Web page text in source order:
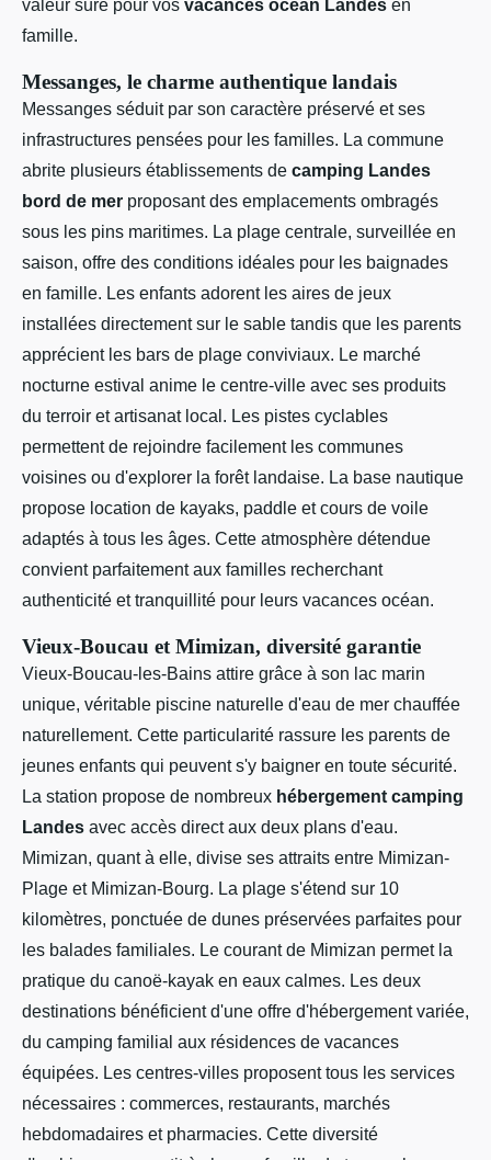
valeur sûre pour vos vacances ocean Landes en
famille.
Messanges, le charme authentique landais
Messanges séduit par son caractère préservé et ses
infrastructures pensées pour les familles. La commune
abrite plusieurs établissements de camping Landes
bord de mer proposant des emplacements ombragés
sous les pins maritimes. La plage centrale, surveillée en
saison, offre des conditions idéales pour les baignades
en famille. Les enfants adorent les aires de jeux
installées directement sur le sable tandis que les parents
apprécient les bars de plage conviviaux. Le marché
nocturne estival anime le centre-ville avec ses produits
du terroir et artisanat local. Les pistes cyclables
permettent de rejoindre facilement les communes
voisines ou d'explorer la forêt landaise. La base nautique
propose location de kayaks, paddle et cours de voile
adaptés à tous les âges. Cette atmosphère détendue
convient parfaitement aux familles recherchant
authenticité et tranquillité pour leurs vacances océan.
Vieux-Boucau et Mimizan, diversité garantie
Vieux-Boucau-les-Bains attire grâce à son lac marin
unique, véritable piscine naturelle d'eau de mer chauffée
naturellement. Cette particularité rassure les parents de
jeunes enfants qui peuvent s'y baigner en toute sécurité.
La station propose de nombreux hébergement camping
Landes avec accès direct aux deux plans d'eau.
Mimizan, quant à elle, divise ses attraits entre Mimizan-
Plage et Mimizan-Bourg. La plage s'étend sur 10
kilomètres, ponctuée de dunes préservées parfaites pour
les balades familiales. Le courant de Mimizan permet la
pratique du canoë-kayak en eaux calmes. Les deux
destinations bénéficient d'une offre d'hébergement variée,
du camping familial aux résidences de vacances
équipées. Les centres-villes proposent tous les services
nécessaires : commerces, restaurants, marchés
hebdomadaires et pharmacies. Cette diversité